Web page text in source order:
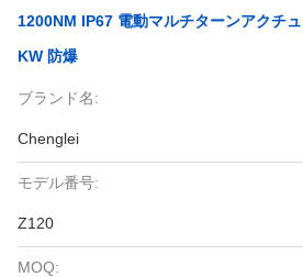
1200NM IP67 電動マルチターンアクチ
KW 防爆
ブランド名:
Chenglei
モデル番号:
Z120
MOQ: